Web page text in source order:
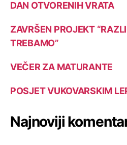
DAN OTVORENIH VRATA
ZAVRŠEN PROJEKT
TREBAMO”
VEČER ZA MATURANTE
POSJET VUKOVARSKIM
Najnoviji